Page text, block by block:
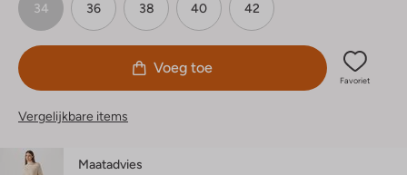
34 36 38 40 42
Voeg toe
Favoriet
Vergelijkbare items
Maatadvies